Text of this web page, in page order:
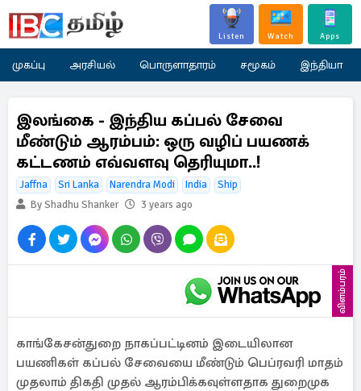
Listen Watch Apps
முகப்பு அரசியல் பொருளாதாரம் சமூகம் இந்தியா
இலங்கை - இந்திய கப்பல் சேவை
மீண்டும் ஆரம்பம்: ஒரு வழிப் பயணக்
கட்டணம் எவ்வளவு தெரியுமா..!
Jaffna Sri Lanka Narendra Modi India
Ship
By Shadhu Shanker
3 years ago
விளம்பரம்
காங்கேசன்துறை நாகப்பட்டினம் இடையிலான
பயணிகள் கப்பல் சேவையை மீண்டும் பெப்ரவரி மாதம்
முதலாம் திகதி முதல் ஆரம்பிக்கவுள்ளதாக துறைமுக